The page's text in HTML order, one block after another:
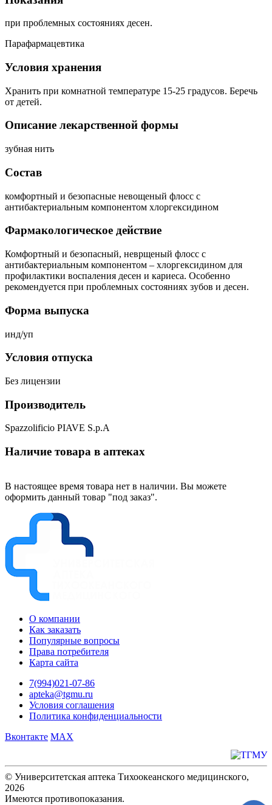
при проблемных состояниях десен.
Парафармацевтика
Условия хранения
Хранить при комнатной температуре 15-25 градусов. Беречь
от детей.
Описание лекарственной формы
зубная нить
Состав
комфортный и безопасные невощеный флосс с
антибактериальным компонентом хлоргексидином
Фармакологическое действие
Комфортный и безопасный, неврщеный флосс с
антибактериальным компонентом – хлоргексидином для
профилактики воспаления десен и кариеса. Особенно
рекомендуется при проблемных состояниях зубов и десен.
Форма выпуска
инд/уп
Условия отпуска
Без лицензии
Производитель
Spazzolificio PIAVE S.p.A
Наличие товара в аптеках
В настоящее время товара нет в наличии. Вы можете
оформить данный товар "под заказ".
О компании
Как заказать
Популярные вопросы
Права потребителя
Карта сайта
7(994)021-07-86
apteka@tgmu.ru
Условия соглашения
Политика конфиденциальности
Вконтакте MAX
© Университетская аптека Тихоокеанского медицинского,
2026
Имеются противопоказания.